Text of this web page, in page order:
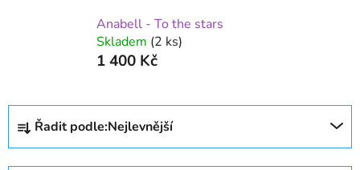
Anabell - To the stars
Skladem (2 ks)
1 400 Kč
Ř
a
z
Řadit podle:Nejlevnější